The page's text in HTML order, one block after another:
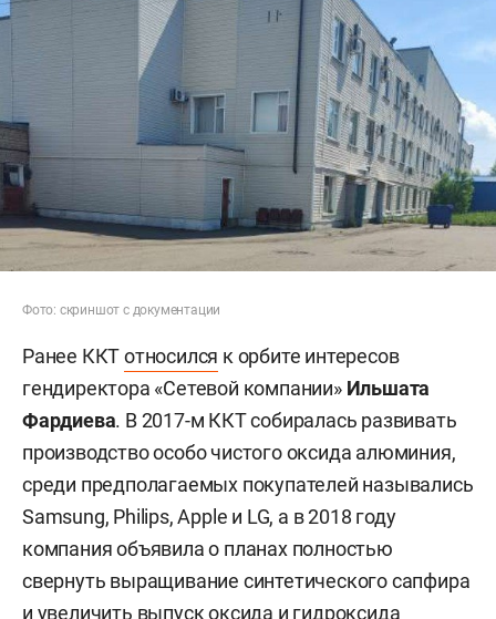
Фото: скриншот с документации
Ранее ККТотносился к орбите интересов
гендиректора «Сетевой компании» Ильшата
Фардиева. В 2017-м ККТ собиралась развивать
производство особо чистого оксида алюминия,
среди предполагаемых покупателей назывались
Samsung, Philips, Apple и LG, а в 2018 году
компания объявила о планах полностью
свернуть выращивание синтетического сапфира
и увеличить выпуск оксида и гидроксида